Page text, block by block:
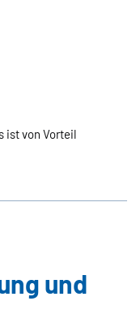
ist von Vorteil
und